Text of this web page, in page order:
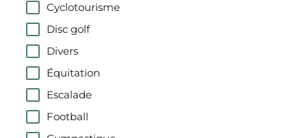
Cyclotourisme
Disc golf
Divers
Équitation
Escalade
Football